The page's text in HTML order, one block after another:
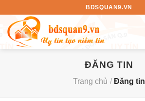
nội
dung
BDSQUAN9.VN
ĐĂNG TIN
Trang chủ / Đăng tin